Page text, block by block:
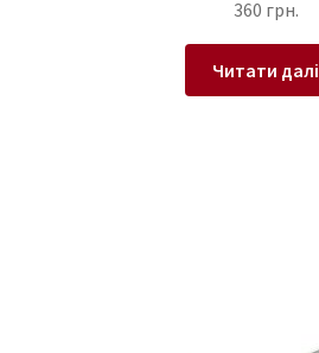
360 грн.
Читати далі